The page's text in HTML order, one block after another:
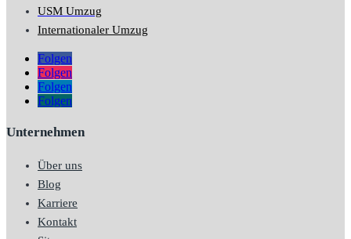
USM Umzug
Internationaler Umzug
Folgen
Folgen
Folgen
Folgen
Unternehmen
Über uns
Blog
Karriere
Kontakt